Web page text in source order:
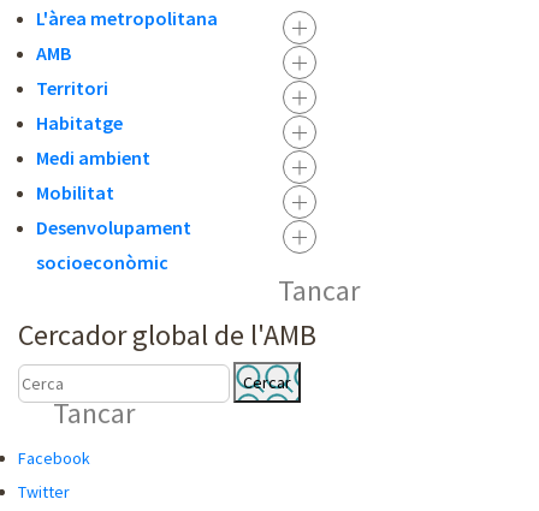
L'àrea metropolitana
AMB
Territori
Habitatge
Medi ambient
Mobilitat
Desenvolupament
socioeconòmic
Tancar
Cercador global de l'AMB
C
C
Tancar
Facebook
Twitter